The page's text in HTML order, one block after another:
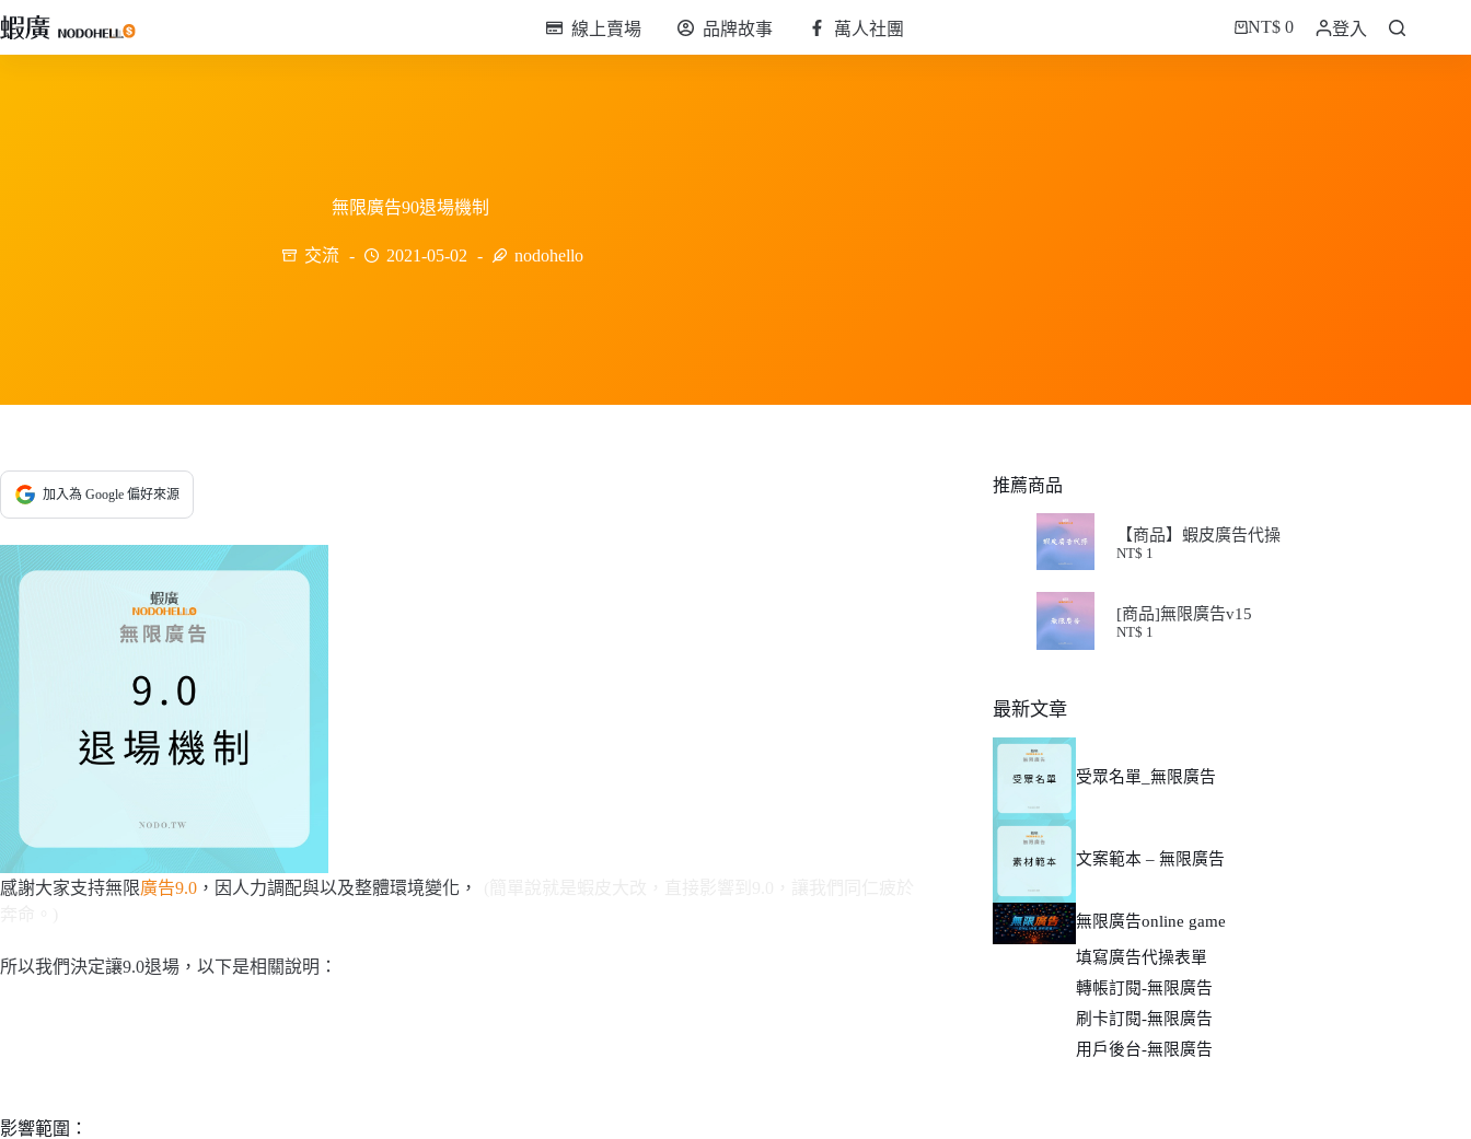
跳
至
線上賣場 品牌故事 萬人社團 NT$ 0 登入
無限廣告90退場機制
交流 2021-05-02 nodohello
加入為 Google 偏好來源
感謝大家支持無限廣告9.0 ，因人力調配與以及整體環境變化，
所以我們決定讓9.0退場，以下是相關說明：
影響範圍：
推薦商品
【商品】蝦皮廣告代操
NT$ 1
[商品]無限廣告v15
NT$ 1
最新文章
受眾名單_無限廣告
文案範本 – 無限廣告
無限廣告online game
填寫廣告代操表單
轉帳訂閱-無限廣告
刷卡訂閱-無限廣告
用戶後台-無限廣告